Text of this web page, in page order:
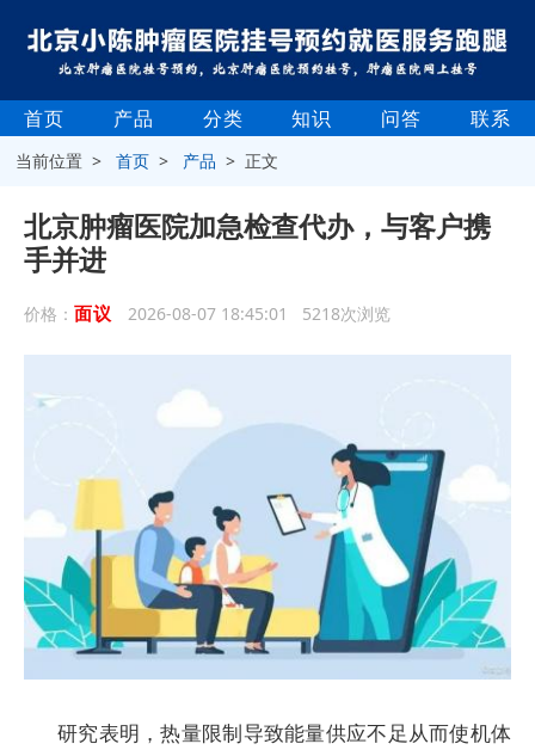
首页 产品 分类 知识 问答 联系
当前位置 >首页 > 产品 > 正文
北京肿瘤医院加急检查代办，与客户携
手并进
价格： 面议 2026-08-07 18:45:01 5218次浏览
研究表明，热量限制导致能量供应不足从而使机体